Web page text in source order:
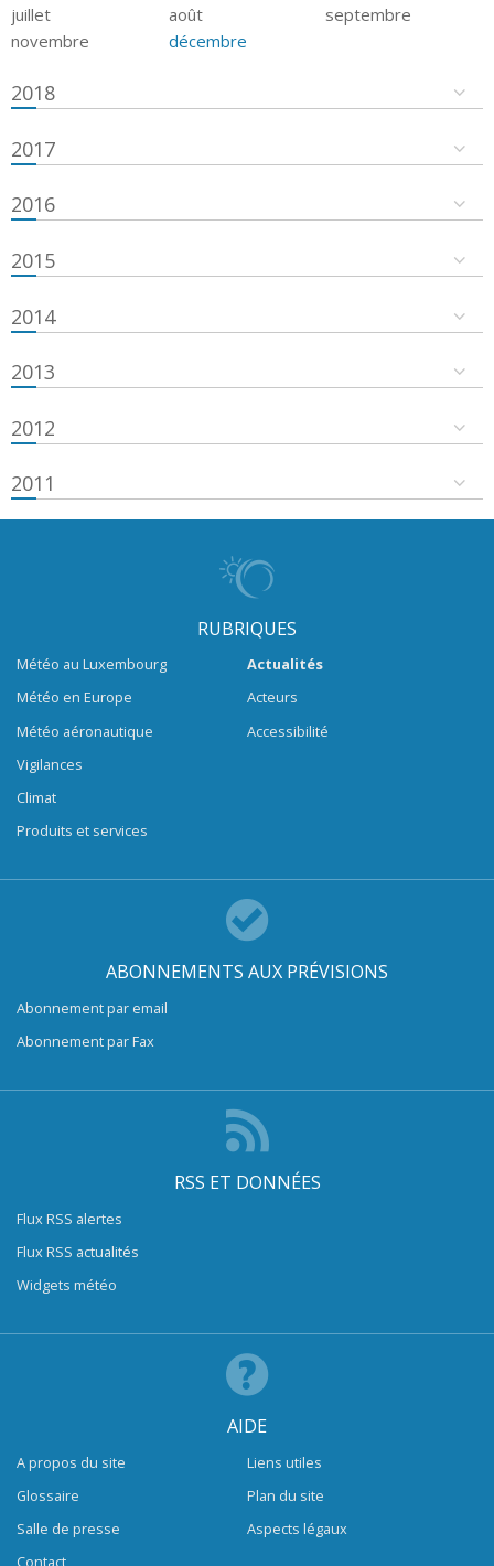
juillet
août
septembre
novembre
décembre
2018
2017
2016
2015
2014
2013
2012
2011
RUBRIQUES
Météo au Luxembourg
Météo en Europe
Météo aéronautique
Vigilances
Climat
Produits et services
Actualités
Acteurs
Accessibilité
ABONNEMENTS AUX PRÉVISIONS
Abonnement par email
Abonnement par Fax
RSS ET DONNÉES
Flux RSS alertes
Flux RSS actualités
Widgets météo
AIDE
A propos du site
Glossaire
Salle de presse
Contact
Liens utiles
Plan du site
Aspects légaux